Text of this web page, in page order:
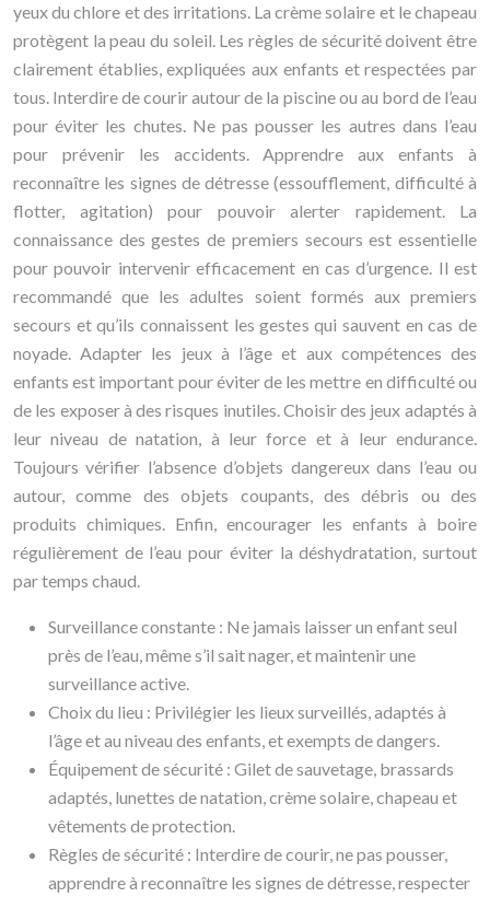
yeux du chlore et des irritations. La crème solaire et le chapeau
protègent la peau du soleil. Les règles de sécurité doivent être
clairement établies, expliquées aux enfants et respectées par
tous. Interdire de courir autour de la piscine ou au bord de l’eau
pour éviter les chutes. Ne pas pousser les autres dans l’eau
pour prévenir les accidents. Apprendre aux enfants à
reconnaître les signes de détresse (essoufflement, difficulté à
flotter, agitation) pour pouvoir alerter rapidement. La
connaissance des gestes de premiers secours est essentielle
pour pouvoir intervenir efficacement en cas d’urgence. Il est
recommandé que les adultes soient formés aux premiers
secours et qu’ils connaissent les gestes qui sauvent en cas de
noyade. Adapter les jeux à l’âge et aux compétences des
enfants est important pour éviter de les mettre en difficulté ou
de les exposer à des risques inutiles. Choisir des jeux adaptés à
leur niveau de natation, à leur force et à leur endurance.
Toujours vérifier l’absence d’objets dangereux dans l’eau ou
autour, comme des objets coupants, des débris ou des
produits chimiques. Enfin, encourager les enfants à boire
régulièrement de l’eau pour éviter la déshydratation, surtout
par temps chaud.
Surveillance constante : Ne jamais laisser un enfant seul
près de l’eau, même s’il sait nager, et maintenir une
surveillance active.
Choix du lieu : Privilégier les lieux surveillés, adaptés à
l’âge et au niveau des enfants, et exempts de dangers.
Équipement de sécurité : Gilet de sauvetage, brassards
adaptés, lunettes de natation, crème solaire, chapeau et
vêtements de protection.
Règles de sécurité : Interdire de courir, ne pas pousser,
apprendre à reconnaître les signes de détresse, respecter